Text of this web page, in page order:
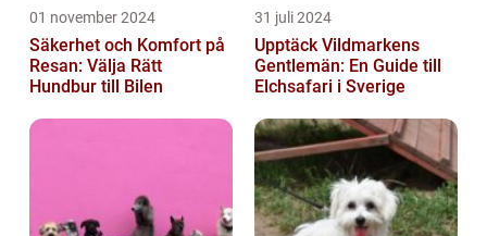
01 november 2024
Säkerhet och Komfort på
Resan: Välja Rätt
Hundbur till Bilen
31 juli 2024
Upptäck Vildmarkens
Gentlemän: En Guide till
Elchsafari i Sverige